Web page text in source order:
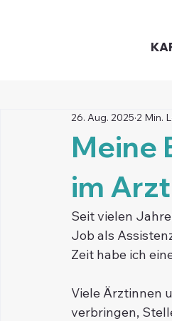
Meine
im
26. Aug. 2025 2 Min.
Seit vielen
Job als
Zeit habe ich
Viele Ärztinnen
verbringen,